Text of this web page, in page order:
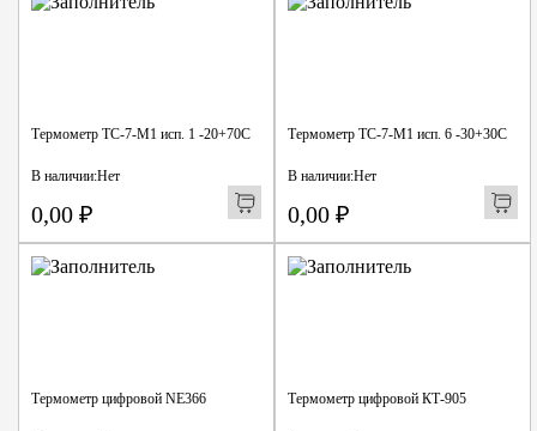
Термометр ТС-7-М1 исп. 1 -20+70С
В наличии:Нет
0,00 ₽
Термометр ТС-7-М1 исп. 6 -30+30С
В наличии:Нет
0,00 ₽
Термометр цифровой NE366 Термометр цифровой КТ-905